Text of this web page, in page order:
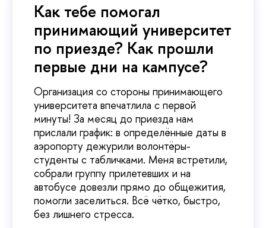
Как тебе помогал
принимающий университет
по приезде? Как прошли
первые дни на кампусе?
Организация со стороны принимающего
университета впечатлила с первой
минуты! За месяц до приезда нам
прислали график: в определённые даты в
аэропорту дежурили волонтёры-
студенты с табличками. Меня встретили,
собрали группу прилетевших и на
автобусе довезли прямо до общежития,
помогли заселиться. Всё чётко, быстро,
без лишнего стресса.